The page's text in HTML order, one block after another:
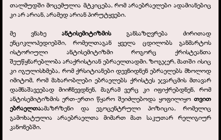
თალმუდში მოცემულია მტკიცება, რომ არაებრაელები ადამიანებიც
კი არ არიან, არამედ არიან პირუტყვები.
მე ვნახე ანტისემიტიზმის
განსაზღვრება ძირითად
ენციკლოპედიებში, რომელთაგან ყველა ცდილობს განმარტოს
ისტორიული ანტისემიტიზმი როგორც ქრისტეანთა
შეუწყნარებლობა არაქრისტიან ებრაელთადმი. ზოგჯერ, მათში ისიც
კი იგულისხმება, რომ ქრსიტიანები დევნიდნენ ებრაელებს მხოლოდ
იმიტომ, რომ მახარობლები ებრაელებს ქრისტეს ჯვარცმის მთავარ
დამნაშავეებად მიიჩნევდნენ, მაგრამ ვერც კი იფიქრებდნენ, რომ
ანტისემიტიზმის ერთ-ერთი წყარო შეიძლებოდა ყოფილიყო თვით
ებრაელთაამაზრზენი და ეგოცენტრული პოზიცია, რომელიც
გამოხატულია არაებრაელთა მიმართ მათ საკუთარ რელიგიურ
კანონებში.